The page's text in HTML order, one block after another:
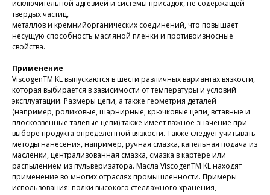
исключительной адгезией и системы присадок, не содержащей
твердых частиц,
металлов и кремнийорганических соединений, что повышает
несущую способность масляной пленки и противоизносные
свойства.
Применение
ViscogenTM KL выпускаются в шести различных вариантах вязкости,
которая выбирается в зависимости от температуры и условий
эксплуатации. Размеры цепи, а также геометрия деталей
(например, роликовые, шарнирные, крючковые цепи, вставные и
плоскозвенные талевые цепи) также имеет важное значение при
выборе продукта определенной вязкости. Также следует учитывать
методы нанесения, например, ручная смазка, капельная подача из
масленки, централизованная смазка, смазка в картере или
распылением из пульверизатора. Масла ViscogenTM KL находят
применение во многих отраслях промышленности. Примеры
использования: полки высокого стеллажного хранения,